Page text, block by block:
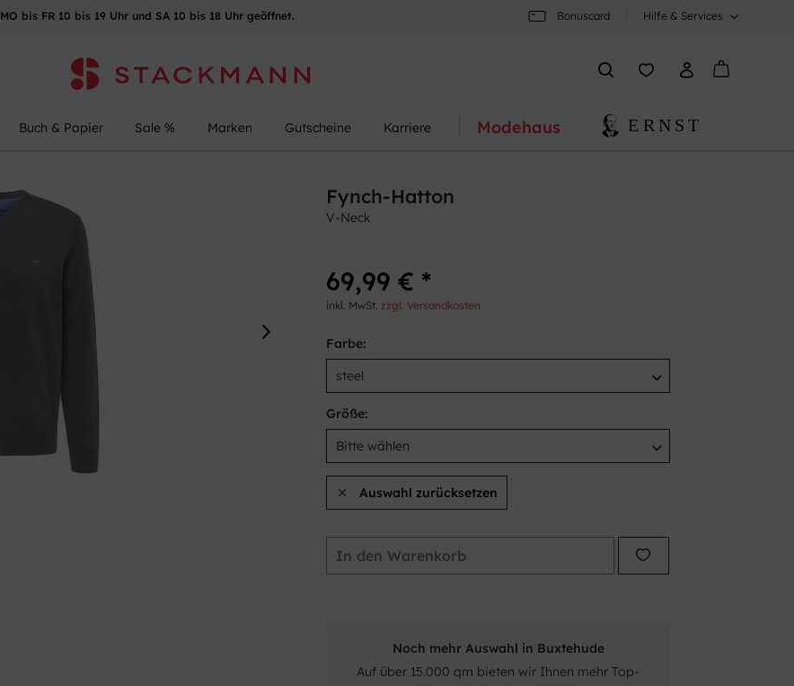
MO bis FR 10 bis 19 Uhr und SA 10 bis 18 Uhr geöffnet. Bonuscard Hilfe & Services
Buch & Papier Sale % Marken Gutscheine Karriere Modehaus
Fynch-Hatton
V-Neck
69,99 € *
inkl. MwSt.zzgl. Versandkosten
Farbe:
Größe:
Auswahl zurücksetzen
In den Warenkorb
Noch mehr Auswahl in Buxtehude
Auf über 15.000 qm bieten wir Ihnen mehr Top-